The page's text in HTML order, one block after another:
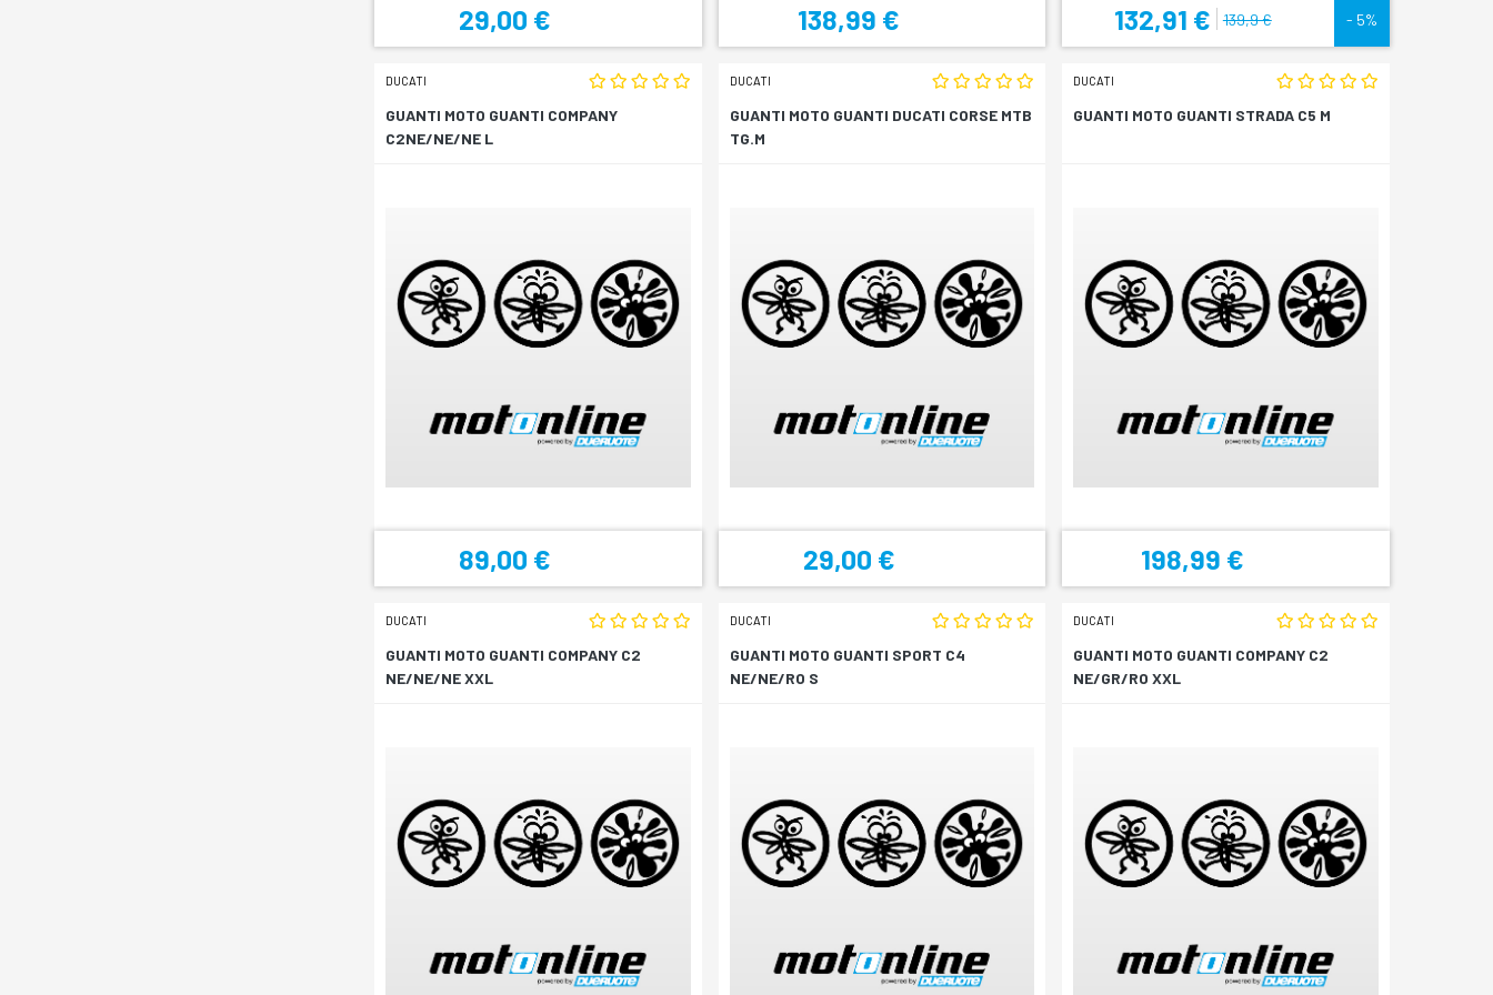
29,00 € 138,99 € 132,91 € 139,9 € - 5%
DUCATI
GUANTI MOTO GUANTI COMPANY
C2NE/NE/NE L
89,00 €
DUCATI
GUANTI MOTO GUANTI DUCATI CORSE MTB
TG.M
29,00 €
DUCATI
GUANTI MOTO GUANTI STRADA C5 M
198,99 €
DUCATI
GUANTI MOTO GUANTI COMPANY C2
NE/NE/NE XXL
DUCATI
GUANTI MOTO GUANTI SPORT C4
NE/NE/RO S
DUCATI
GUANTI MOTO GUANTI COMPANY C2
NE/GR/RO XXL